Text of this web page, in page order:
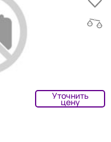
Уточнить
цену